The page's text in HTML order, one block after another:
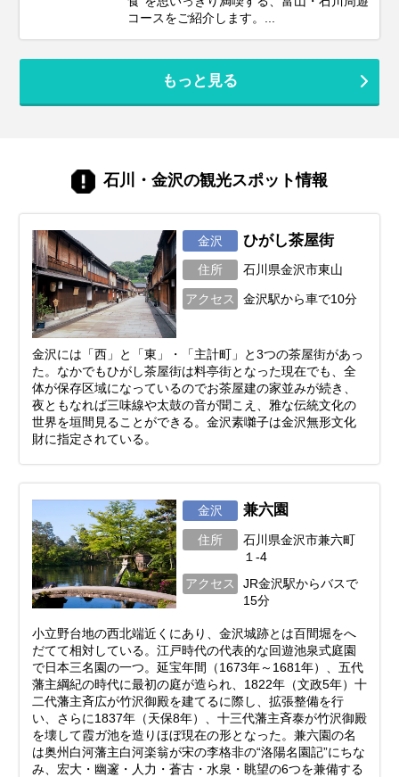
コースをご紹介します。...
もっと見る
石川・金沢の観光スポット情報
金沢 ひがし茶屋街
住所 石川県金沢市東山
アクセス 金沢駅から車で10分
金沢には「西」と「東」・「主計町」と3つの茶屋街があっ
た。なかでもひがし茶屋街は料亭街となった現在でも、全
体が保存区域になっているのでお茶屋建の家並みが続き、
夜ともなれば三味線や太鼓の音が聞こえ、雅な伝統文化の
世界を垣間見ることができる。金沢素囃子は金沢無形文化
財に指定されている。
金沢 兼六園
住所
石川県金沢市兼六町
１-4
アクセス
JR金沢駅からバスで
15分
小立野台地の西北端近くにあり、金沢城跡とは百間堀をへ
だてて相対している。江戸時代の代表的な回遊池泉式庭園
で日本三名園の一つ。延宝年間（1673年～1681年）、五代
藩主綱紀の時代に最初の庭が造られ、1822年（文政5年）十
二代藩主斉広が竹沢御殿を建てるに際し、拡張整備を行
い、さらに1837年（天保8年）、十三代藩主斉泰が竹沢御殿
を壊して霞ガ池を造りほぼ現在の形となった。兼六園の名
は奥州白河藩主白河楽翁が宋の李格非の“洛陽名園記”にちな
み、宏大・幽邃・人力・蒼古・水泉・眺望の6つを兼備する